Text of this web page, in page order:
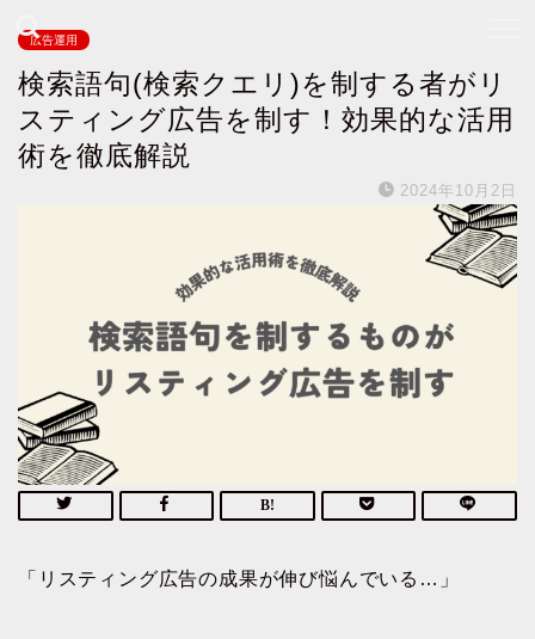
広告運用
検索語句(検索クエリ)を制する者がリ
スティング広告を制す！効果的な活用
術を徹底解説
2024年10月2日
「リスティング広告の成果が伸び悩んでいる…」